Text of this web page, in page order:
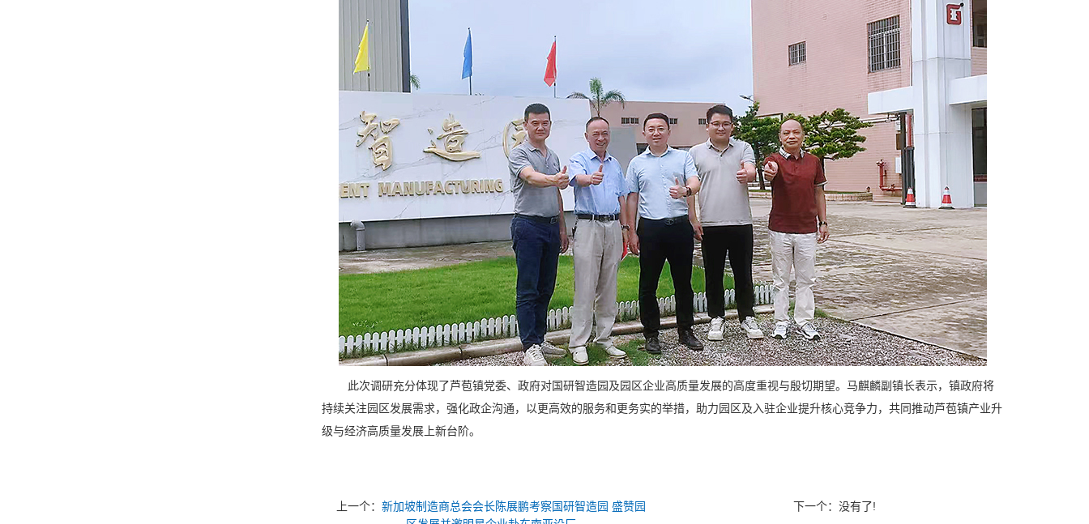
此次调研充分体现了芦苞镇党委、政府对国研智造园及园区企业高质量发展的高度重视与殷切期望。马麒麟副镇长表示，镇政府将
持续关注园区发展需求，强化政企沟通，以更高效的服务和更务实的举措，助力园区及入驻企业提升核心竞争力，共同推动芦苞镇产业升
级与经济高质量发展上新台阶。
上一个：新加坡制造商总会会长陈展鹏考察国研智造园 盛赞园
下一个：没有了!